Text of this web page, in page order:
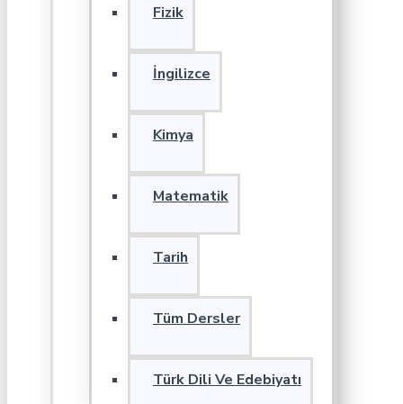
Fizik
İngilizce
Kimya
Matematik
Tarih
Tüm Dersler
Türk Dili Ve Edebiyatı